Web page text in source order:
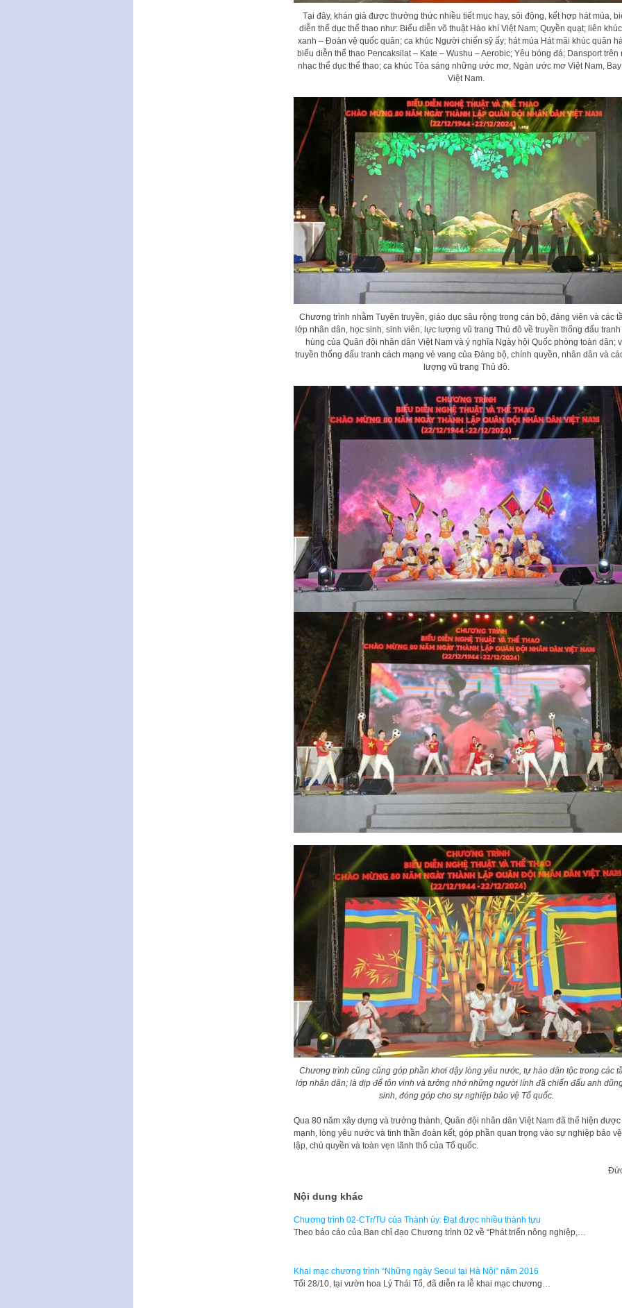
Tại đây, khán giả được thưởng thức nhiều tiết mục hay, sôi động, kết hợp hát múa,
diễn thể dục thể thao như: Biểu diễn võ thuật Hào khí Việt Nam; Quyền quạt; liên
xanh – Đoàn vệ quốc quân; ca khúc Người chiến sỹ ấy; hát múa Hát mãi khúc quân
biểu diễn thể thao Pencaksilat – Kate – Wushu – Aerobic; Yêu bóng đá; Dansport trên
nhạc thể dục thể thao; ca khúc Tỏa sáng những ước mơ, Ngàn ước mơ Việt Nam,
Việt Nam.
Chương trình nhằm Tuyên truyền, giáo dục sâu rộng trong cán bộ, đảng viên và các
lớp nhân dân, học sinh, sinh viên, lực lượng vũ trang Thủ đô về truyền thống đấu tranh
hùng của Quân đội nhân dân Việt Nam và ý nghĩa Ngày hội Quốc phòng toàn dân;
truyền thống đấu tranh cách mạng vẻ vang của Đảng bộ, chính quyền, nhân dân và
lượng vũ trang Thủ đô.
Chương trình cũng cũng góp phần khơi dậy lòng yêu nước, tự hào dân tộc trong các
lớp nhân dân; là dịp để tôn vinh và tưởng nhớ những người lính đã chiến đấu anh
sinh, đóng góp cho sự nghiệp bảo vệ Tổ quốc.
Qua 80 năm xây dựng và trưởng thành, Quân đội nhân dân Việt Nam đã thể hiện
mạnh, lòng yêu nước và tinh thần đoàn kết, góp phần quan trọng vào sự nghiệp bảo
lập, chủ quyền và toàn vẹn lãnh thổ của Tổ quốc.
Nội dung khác
Chương trình 02-CTr/TU của Thành ủy: Đạt được nhiều thành tựu
Theo báo cáo của Ban chỉ đạo Chương trình 02 về “Phát triển nông nghiệp,…
Khai mạc chương trình “Những ngày Seoul tại Hà Nội” năm 2016
Tối 28/10, tại vườn hoa Lý Thái Tổ, đã diễn ra lễ khai mạc chương…